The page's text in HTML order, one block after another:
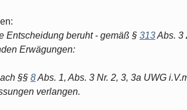
Entscheidung beruht - gemäß § 313Abs. 3
Erwägungen:
§§ 8Abs. 1, Abs. 3 Nr. 2, 3, 3a UWG
verlangen.